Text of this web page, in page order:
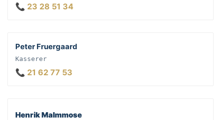
📞 23 28 51 34
Peter Fruergaard
Kasserer
📞 21 62 77 53
Henrik Malmmose